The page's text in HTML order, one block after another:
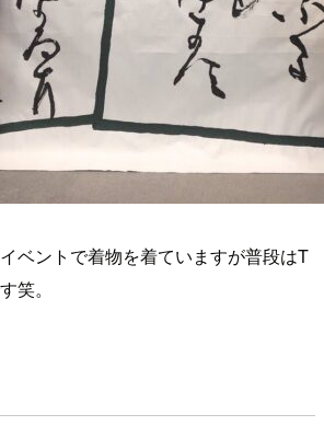
ベントで着物を着ていますが普段はT
笑。